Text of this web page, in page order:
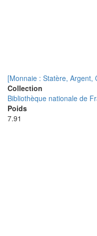
[Monnaie : Statère, Argent,
Collection
Bibliothèque nationale de
Poids
7.91